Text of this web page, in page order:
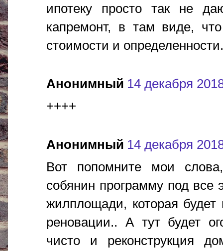
ипотеку просто так не
капремонт, в там виде,
стоимости и
Анонимный 14 декабря
++++
Анонимный 14 декабря
Вот попомните мои
собянин программу под
жилплощади, которая будет
реновации.. А тут будет
чисто и реконструкция